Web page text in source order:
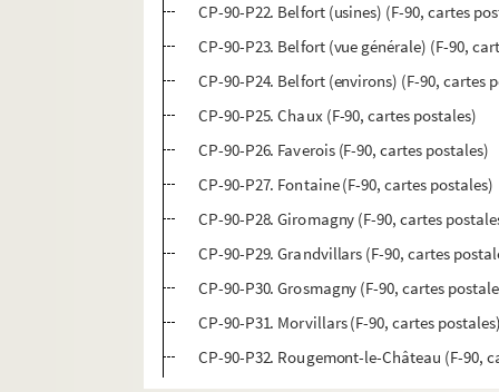
CP-90-P22. Belfort (usines) (F-90, cartes
CP-90-P23. Belfort (vue générale) (F-90,
CP-90-P24. Belfort (environs) (F-90, cartes
CP-90-P25. Chaux (F-90, cartes postales)
CP-90-P26. Faverois (F-90, cartes postales)
CP-90-P27. Fontaine (F-90, cartes postales)
CP-90-P28. Giromagny (F-90, cartes
CP-90-P29. Grandvillars (F-90, cartes
CP-90-P30. Grosmagny (F-90, cartes
CP-90-P31. Morvillars (F-90, cartes
CP-90-P32. Rougemont-le-Château (F-90,